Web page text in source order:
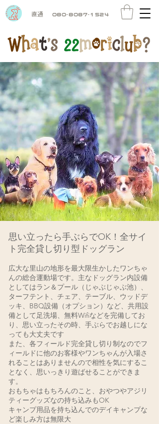
直通 080-8087-1524
思い立ったら手ぶらでOK！ ​全サイ
ト完全貸し切り型ドッグラン
広大な里山の地形を最大限生かしたワンちゃ
んの総合運動場です。 主なドッグラン内設備
としてはラン＆プール（じゃぶじゃぶ池）、
ターフテント、チェア、テーブル、ウッドデ
ッキ 、BBQ設備（オプション）など、 共用設
備として足洗場、無料Wifiなどを完備してお
り、思い立ったその時、手ぶらでお越しにな
っても大丈夫です
また、各フィールド完全貸し切り制​なのでフ
ィールドに他のお客様やワンちゃんが入場さ
れることはありませんので相性を気にするこ
となく、思いっきり遊ばせることができま
す。
おもちゃはもちろんのこと、おやつやアジリ
ティーグッズなの持ち込みもOK
​キャンプ用品を持ち込んでのデイキャンプな
ど楽しみ方は無限大